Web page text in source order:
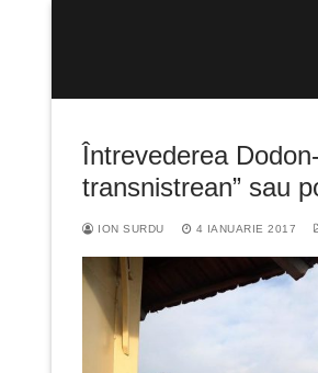
Întrevederea
transnistrean” sau
ION SURDU 4 IANUARIE 2017